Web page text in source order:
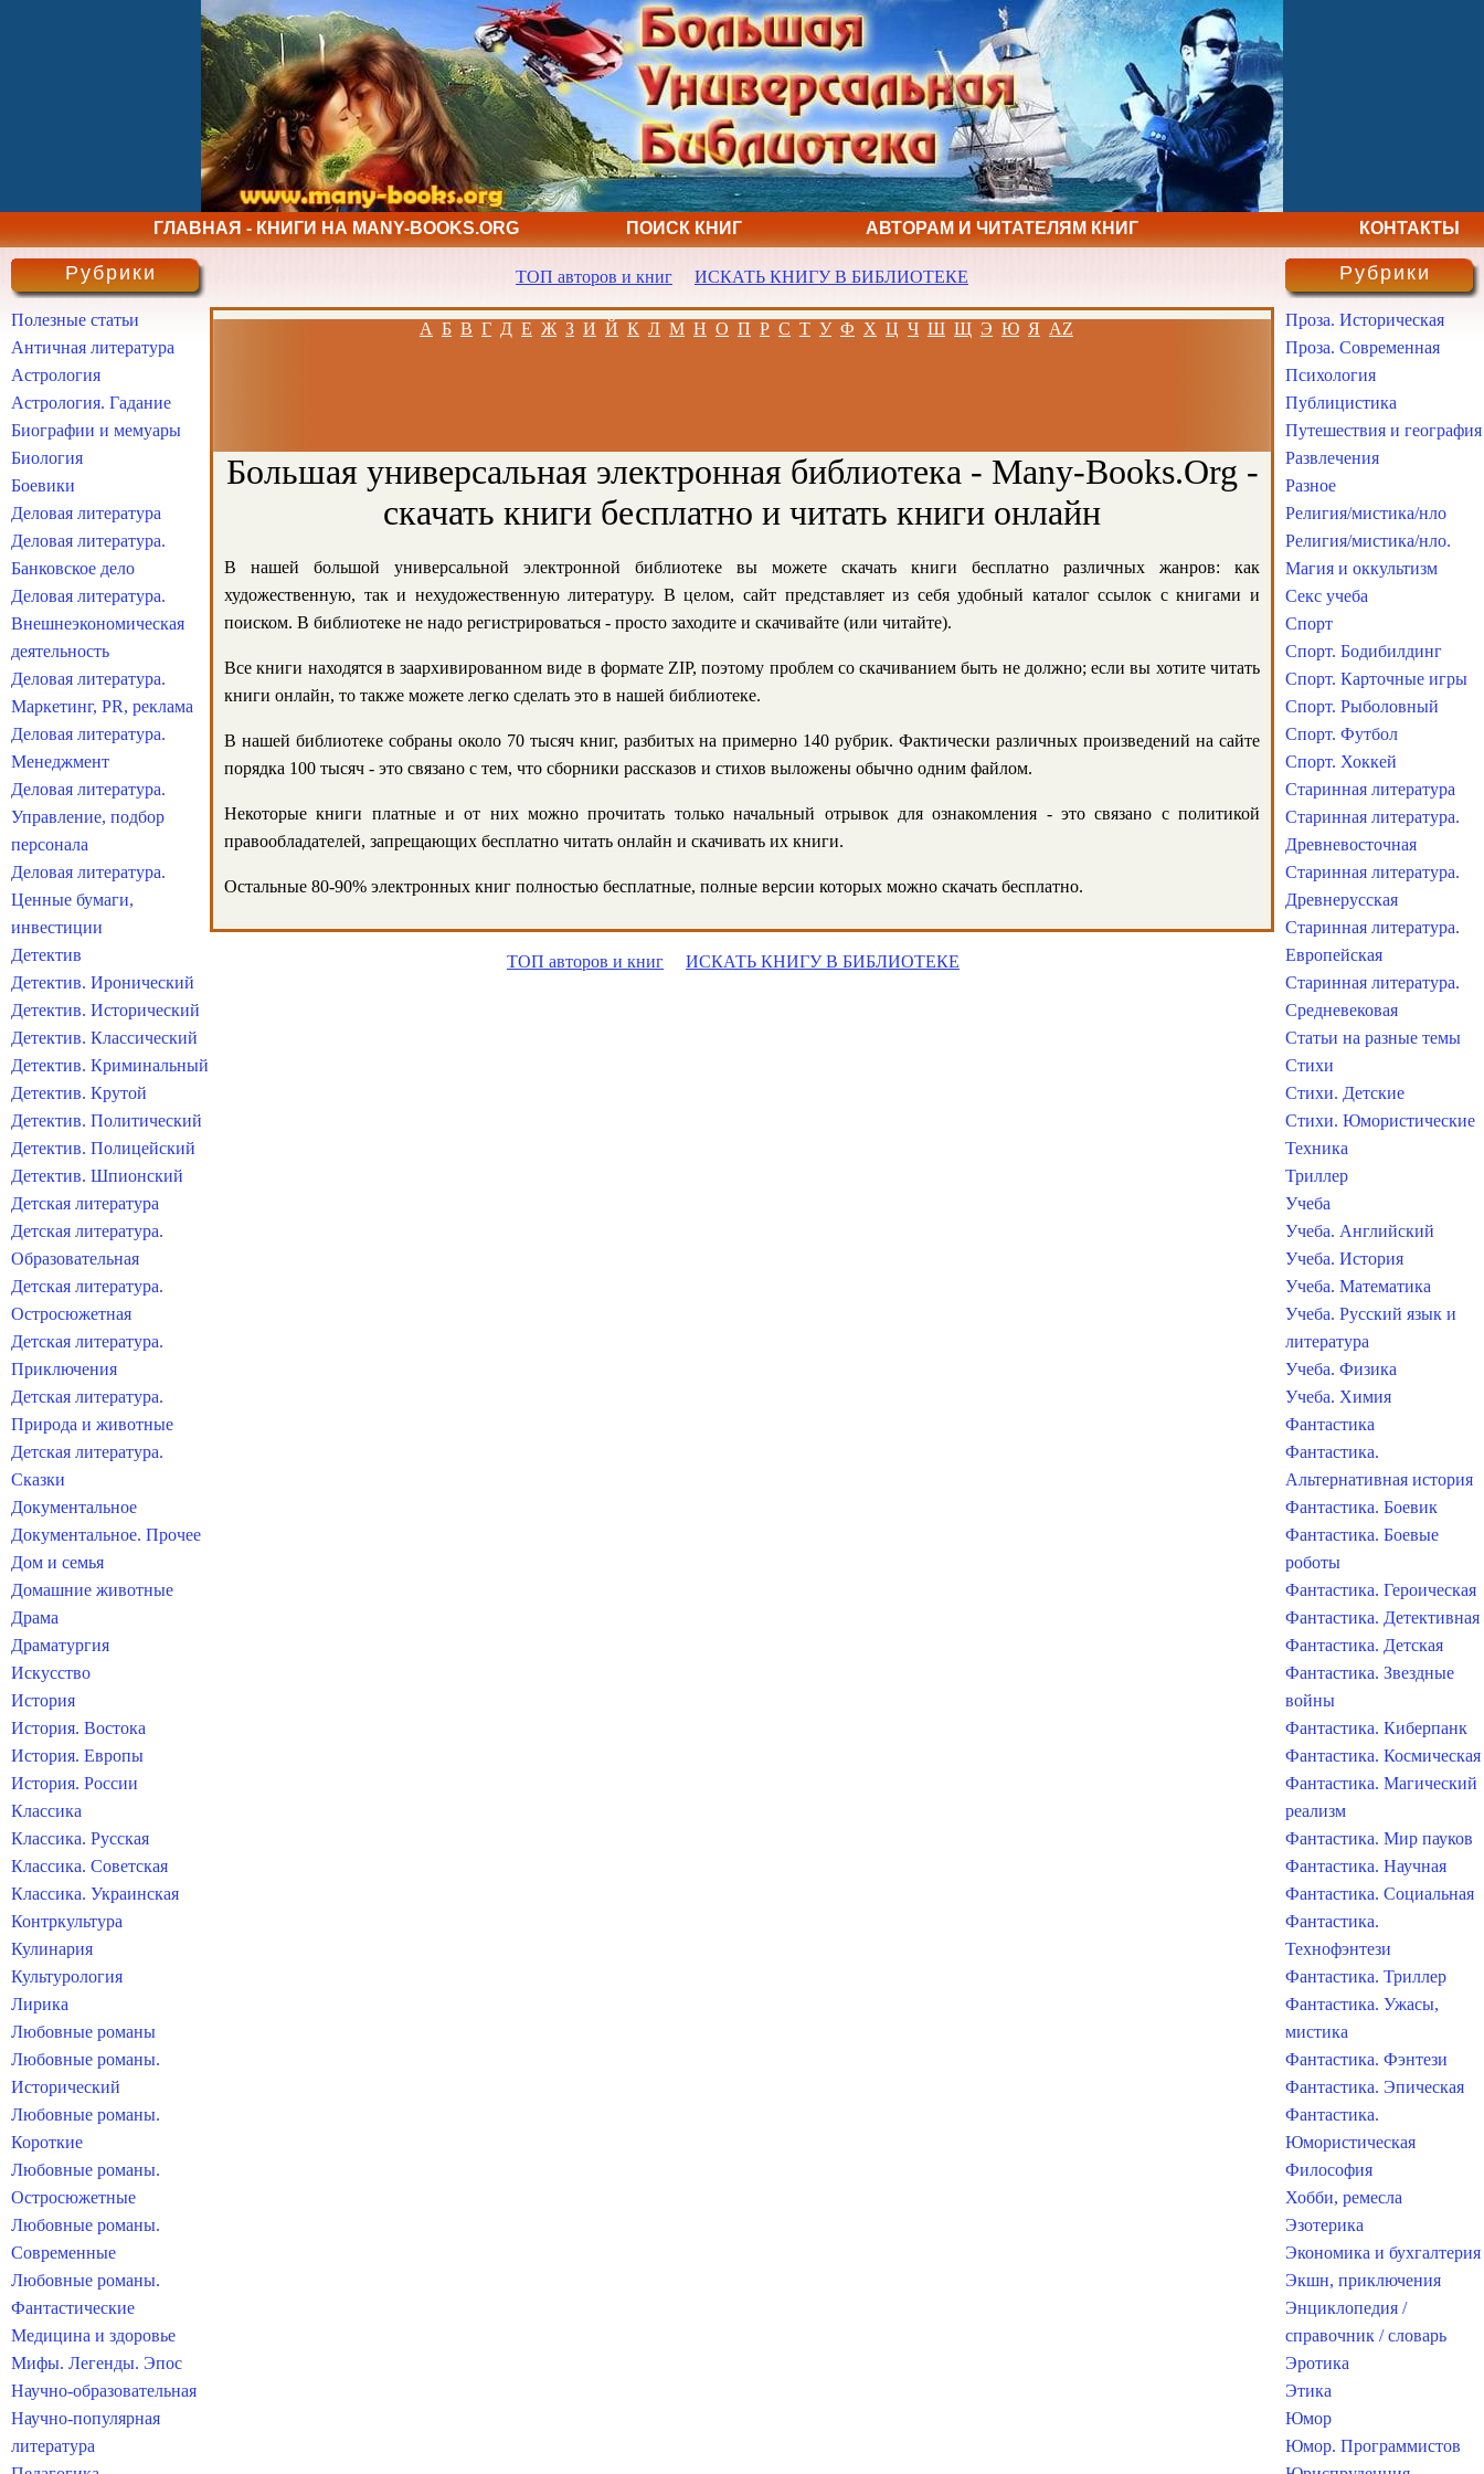
ГЛАВНАЯ - КНИГИ НА MANY-BOOKS.ORG ПОИСК КНИГ АВТОРАМ И ЧИТАТЕЛЯМ КНИГ КОНТАКТЫ
ТОП авторов и книг ИСКАТЬ КНИГУ В БИБЛИОТЕКЕ
А Б В Г Д Е Ж З И Й К Л М Н О П Р С Т У Ф Х Ц Ч Ш Щ Э Ю Я AZ
Большая универсальная электронная библиотека - Many-Books.Org -
скачать книги бесплатно и читать книги онлайн
В нашей большой универсальной электронной библиотеке вы можете скачать книги бесплатно различных жанров: как
художественную, так и нехудожественную литературу. В целом, сайт представляет из себя удобный каталог ссылок с книгами и
поиском. В библиотеке не надо регистрироваться - просто заходите и скачивайте (или читайте).
Все книги находятся в заархивированном виде в формате ZIP, поэтому проблем со скачиванием быть не должно; если вы хотите читать
книги онлайн, то также можете легко сделать это в нашей библиотеке.
В нашей библиотеке собраны около 70 тысяч книг, разбитых на примерно 140 рубрик. Фактически различных произведений на сайте
порядка 100 тысяч - это связано с тем, что сборники рассказов и стихов выложены обычно одним файлом.
Некоторые книги платные и от них можно прочитать только начальный отрывок для ознакомления - это связано с политикой
правообладателей, запрещающих бесплатно читать онлайн и скачивать их книги.
Остальные 80-90% электронных книг полностью бесплатные, полные версии которых можно скачать бесплатно.
ТОП авторов и книг ИСКАТЬ КНИГУ В БИБЛИОТЕКЕ
Рубрики
Полезные статьи
Античная литература
Астрология
Астрология. Гадание
Биографии и мемуары
Биология
Боевики
Деловая литература
Деловая литература.
Банковское дело
Деловая литература.
Внешнеэкономическая
деятельность
Деловая литература.
Маркетинг, PR, реклама
Деловая литература.
Менеджмент
Деловая литература.
Управление, подбор
персонала
Деловая литература.
Ценные бумаги,
инвестиции
Детектив
Детектив. Иронический
Детектив. Исторический
Детектив. Классический
Детектив. Криминальный
Детектив. Крутой
Детектив. Политический
Детектив. Полицейский
Детектив. Шпионский
Детская литература
Детская литература.
Образовательная
Детская литература.
Остросюжетная
Детская литература.
Приключения
Детская литература.
Природа и животные
Детская литература.
Сказки
Документальное
Документальное. Прочее
Дом и семья
Домашние животные
Драма
Драматургия
Искусство
История
История. Востока
История. Европы
История. России
Классика
Классика. Русская
Классика. Советская
Классика. Украинская
Контркультура
Кулинария
Культурология
Лирика
Любовные романы
Любовные романы.
Исторический
Любовные романы.
Короткие
Любовные романы.
Остросюжетные
Любовные романы.
Современные
Любовные романы.
Фантастические
Медицина и здоровье
Мифы. Легенды. Эпос
Научно-образовательная
Научно-популярная
литература
Рубрики
Проза. Историческая
Проза. Современная
Психология
Публицистика
Путешествия и география
Развлечения
Разное
Религия/мистика/нло
Религия/мистика/нло.
Магия и оккультизм
Секс учеба
Спорт
Спорт. Бодибилдинг
Спорт. Карточные игры
Спорт. Рыболовный
Спорт. Футбол
Спорт. Хоккей
Старинная литература
Старинная литература.
Древневосточная
Старинная литература.
Древнерусская
Старинная литература.
Европейская
Старинная литература.
Средневековая
Статьи на разные темы
Стихи
Стихи. Детские
Стихи. Юмористические
Техника
Триллер
Учеба
Учеба. Английский
Учеба. История
Учеба. Математика
Учеба. Русский язык и
литература
Учеба. Физика
Учеба. Химия
Фантастика
Фантастика.
Альтернативная история
Фантастика. Боевик
Фантастика. Боевые
роботы
Фантастика. Героическая
Фантастика. Детективная
Фантастика. Детская
Фантастика. Звездные
войны
Фантастика. Киберпанк
Фантастика. Космическая
Фантастика. Магический
реализм
Фантастика. Мир пауков
Фантастика. Научная
Фантастика. Социальная
Фантастика.
Технофэнтези
Фантастика. Триллер
Фантастика. Ужасы,
мистика
Фантастика. Фэнтези
Фантастика. Эпическая
Фантастика.
Юмористическая
Философия
Хобби, ремесла
Эзотерика
Экономика и бухгалтерия
Экшн, приключения
Энциклопедия /
справочник / словарь
Эротика
Этика
Юмор
Юмор. Программистов